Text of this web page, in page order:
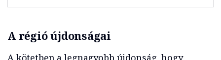
A régió újdonságai
A kötetben a legnagyobb újdonság, hogy